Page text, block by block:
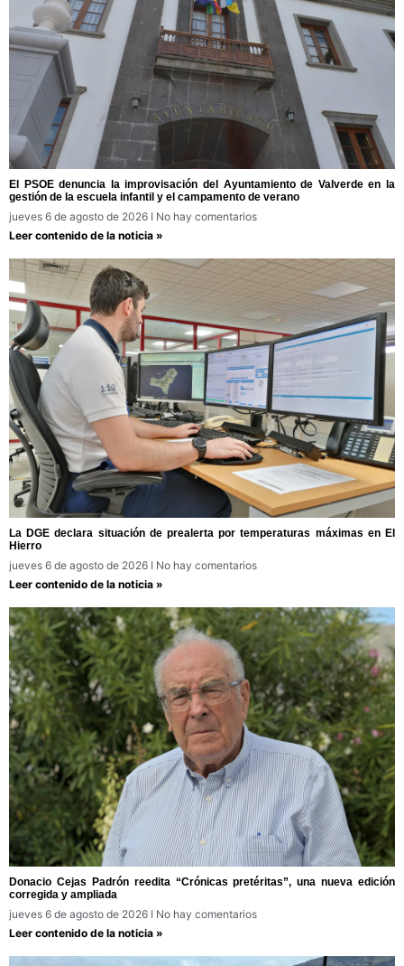
El PSOE denuncia la improvisación del Ayuntamiento de Valverde en la
gestión de la escuela infantil y el campamento de verano
jueves 6 de agosto de 2026
No hay comentarios
Leer contenido de la noticia »
La DGE declara situación de prealerta por temperaturas máximas en El
Hierro
jueves 6 de agosto de 2026
No hay comentarios
Leer contenido de la noticia »
Donacio Cejas Padrón reedita “Crónicas pretéritas”, una nueva edición
corregida y ampliada
jueves 6 de agosto de 2026
No hay comentarios
Leer contenido de la noticia »